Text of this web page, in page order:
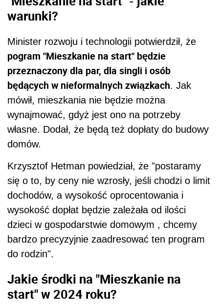
warunki?
Minister rozwoju i technologii potwierdził, że
pogram "Mieszkanie na start" będzie
przeznaczony dla par, dla singli i osób
będących w nieformalnych związkach. Jak
mówił, mieszkania nie będzie można
wynajmować, gdyż jest ono na potrzeby
własne. Dodał, że będą też dopłaty do budowy
domów.
Krzysztof Hetman powiedział, że "postaramy
się o to, by ceny nie wzrosły, jeśli chodzi o limit
dochodów, a wysokość oprocentowania i
wysokość dopłat będzie zależała od ilości
dzieci w gospodarstwie domowym , chcemy
bardzo precyzyjnie zaadresować ten program
do rodzin".
Jakie środki na "Mieszkanie na
start" w 2024 roku?